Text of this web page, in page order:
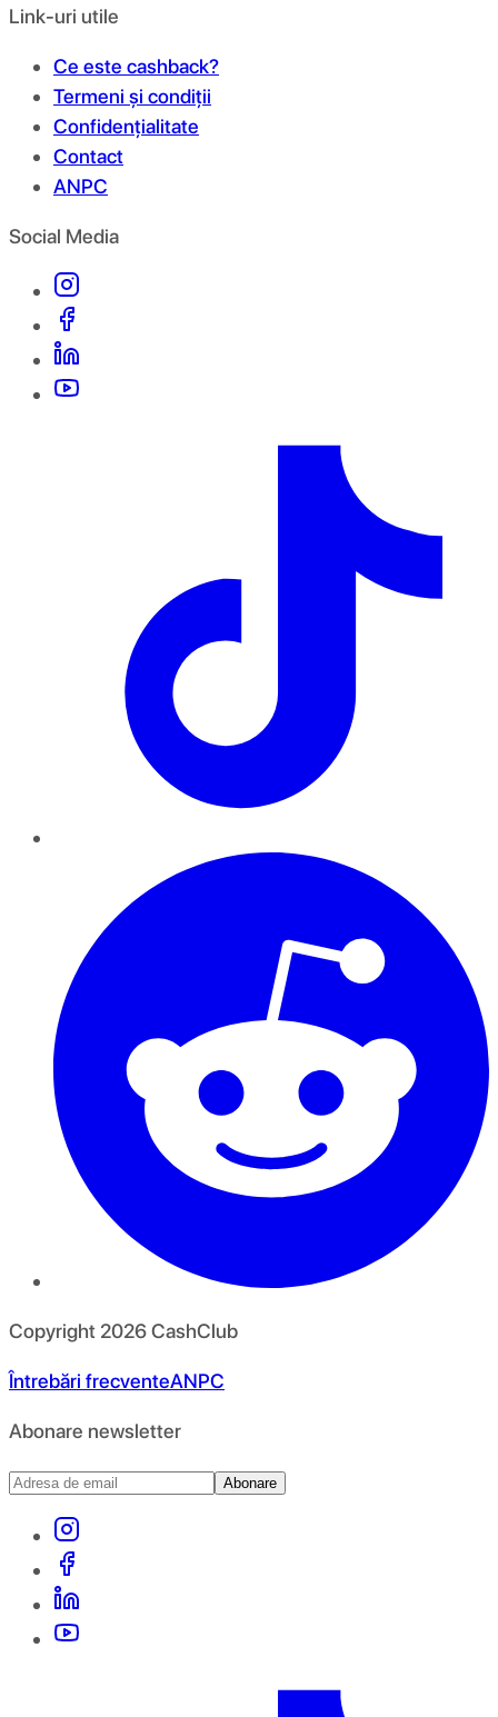
Link-uri utile
Ce este cashback?
Termeni și condiții
Confidențialitate
Contact
ANPC
Social Media
Copyright 2026CashClub
Întrebări frecventeANPC
Abonare newsletter
Abonare